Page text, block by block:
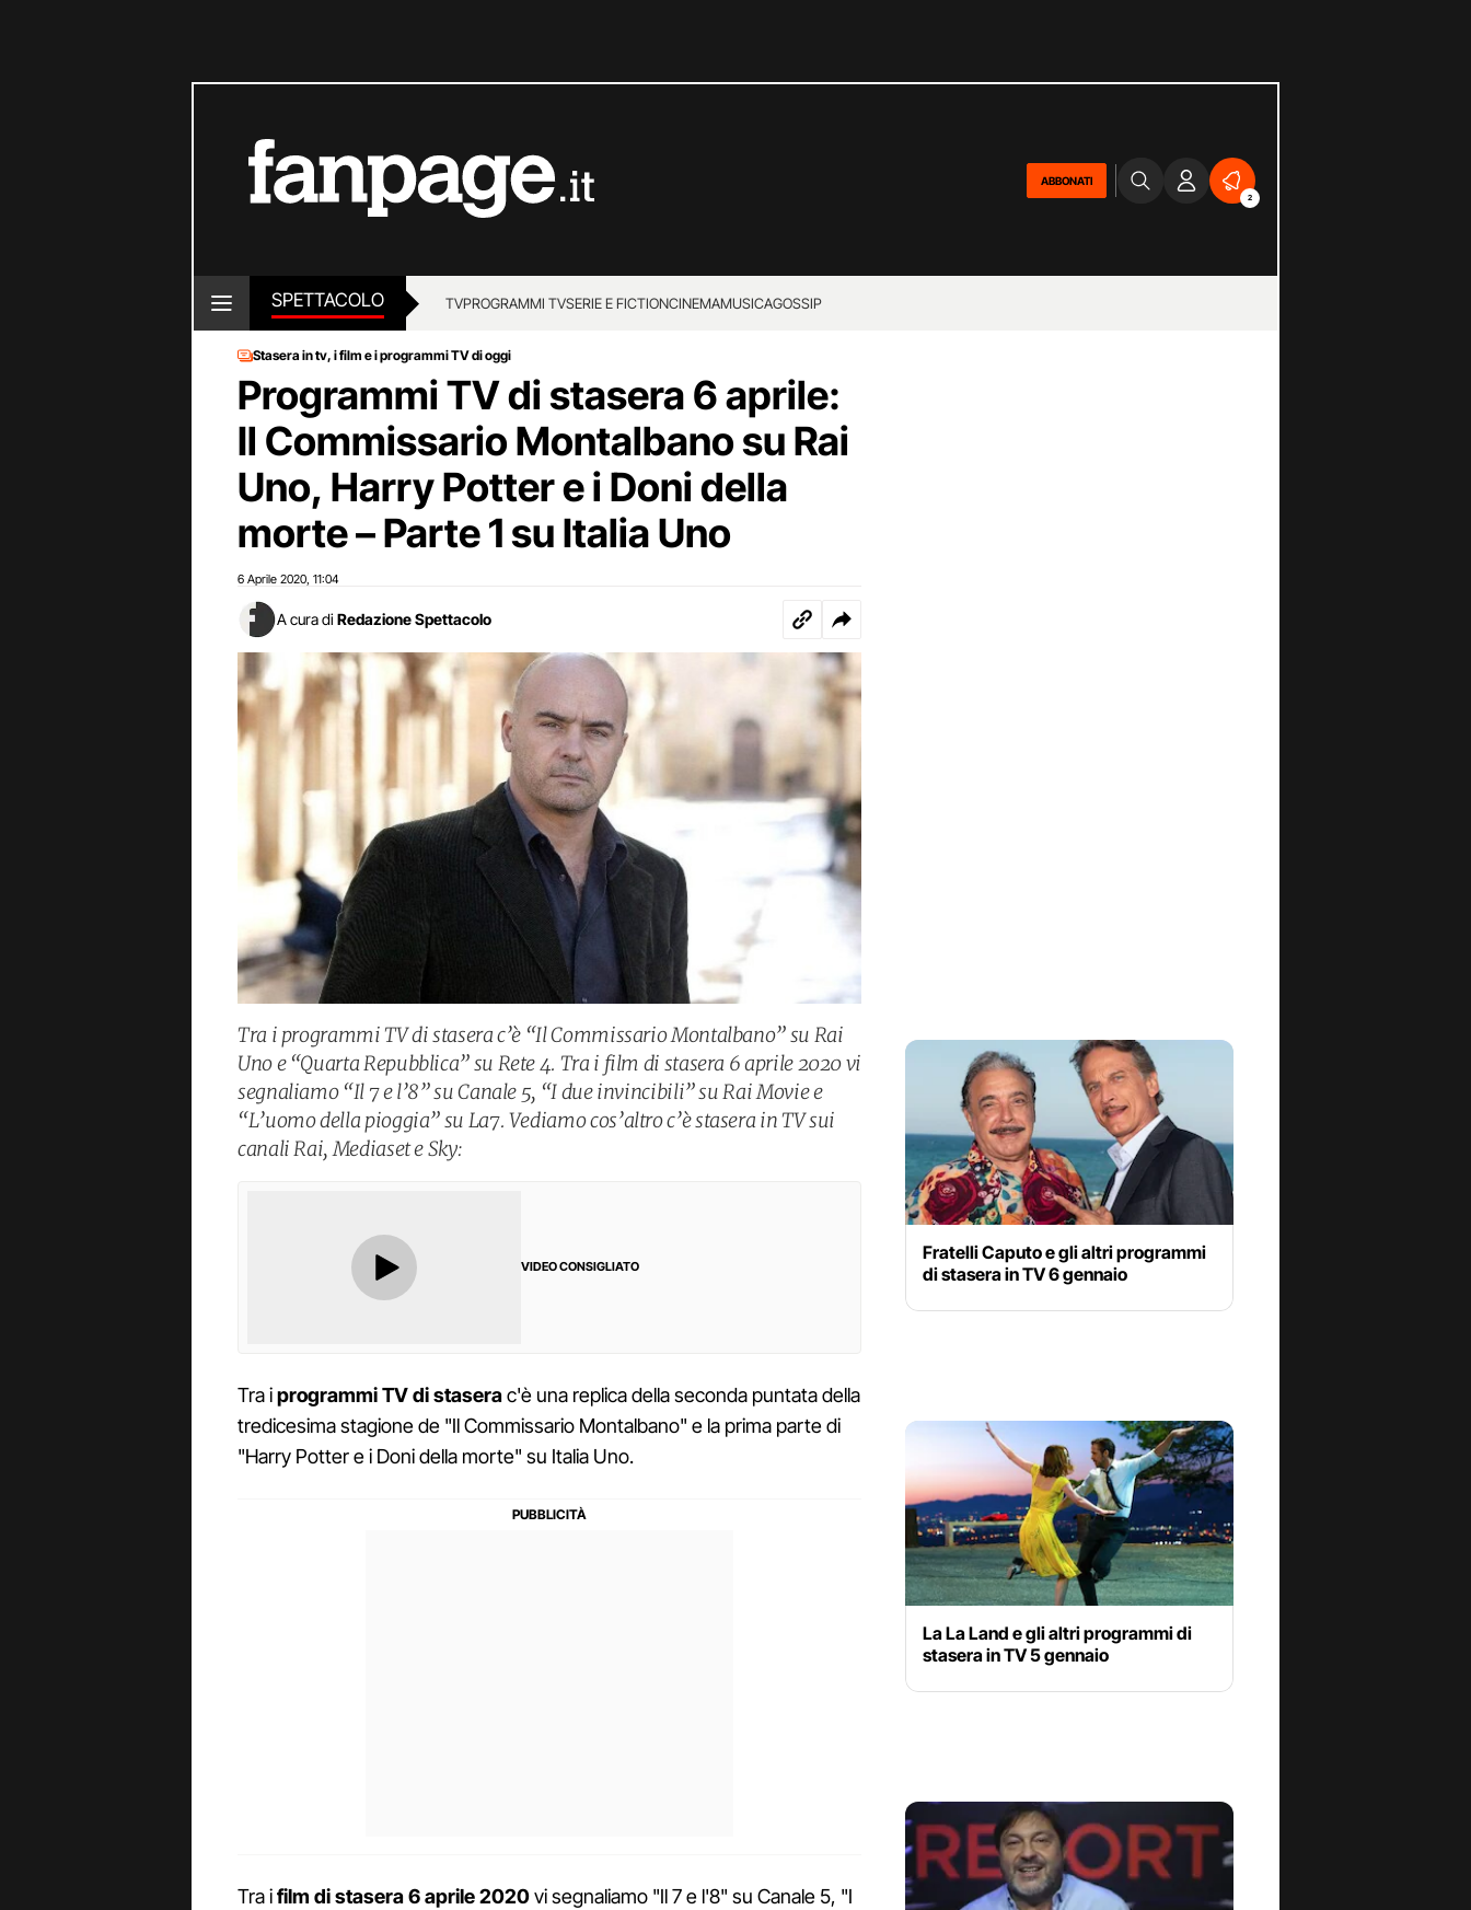
ABBONATI
2
SPETTACOLO TVPROGRAMMI TVSERIE E FICTIONCINEMAMUSICAGOSSIP
Stasera in tv, i film e i programmi TV di oggi
Programmi TV di stasera 6 aprile:
Il Commissario Montalbano su Rai
Uno, Harry Potter e i Doni della
morte – Parte 1 su Italia Uno
6 Aprile 2020 11:04
A cura di Redazione Spettacolo
Tra i programmi TV di stasera c’è “Il Commissario Montalbano” su Rai
Uno e “Quarta Repubblica” su Rete 4. Tra i film di stasera 6 aprile 2020 vi
segnaliamo “Il 7 e l’8” su Canale 5, “I due invincibili” su Rai Movie e
“L’uomo della pioggia” su La7. Vediamo cos’altro c’è stasera in TV sui
canali Rai, Mediaset e Sky:
VIDEO CONSIGLIATO
Tra iprogrammi TV di staserac'è una replica della seconda puntata della
tredicesima stagione de "Il Commissario Montalbano" e la prima parte di
"Harry Potter e i Doni della morte" su Italia Uno.
Tra ifilm di stasera 6 aprile2020vi segnaliamo "Il 7 e l'8" su Canale 5, "I
Fratelli Caputo e gli altri programmi
di stasera in TV 6 gennaio
La La Land e gli altri programmi di
stasera in TV 5 gennaio